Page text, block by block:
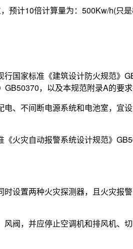
预计10倍计算量为：500Kw/h(只是
国家标准《建筑设计防火规范》
，以及本规范附录A的要求
、不间断电源系统和电池室，宜
火灾自动报警系统设计规范》
设置两种火灾探测器，且火灾报
阀，并应停止空调机和排风机、